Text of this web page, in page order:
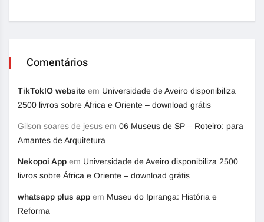
Comentários
TikTokIO website em Universidade de Aveiro disponibiliza
2500 livros sobre África e Oriente – download grátis
Gilson soares de jesus em 06 Museus de SP – Roteiro: para
Amantes de Arquitetura
Nekopoi App em Universidade de Aveiro disponibiliza 2500
livros sobre África e Oriente – download grátis
whatsapp plus app em Museu do Ipiranga: História e
Reforma